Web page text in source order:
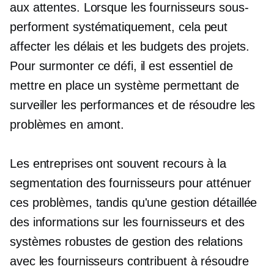
aux attentes. Lorsque les fournisseurs sous-
performent systématiquement, cela peut
affecter les délais et les budgets des projets.
Pour surmonter ce défi, il est essentiel de
mettre en place un système permettant de
surveiller les performances et de résoudre les
problèmes en amont.
Les entreprises ont souvent recours à la
segmentation des fournisseurs pour atténuer
ces problèmes, tandis qu'une gestion détaillée
des informations sur les fournisseurs et des
systèmes robustes de gestion des relations
avec les fournisseurs contribuent à résoudre